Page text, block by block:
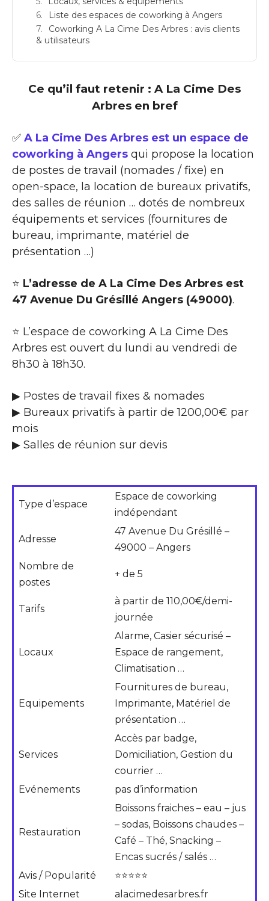
Liste des espaces de coworking à Angers
Coworking A La Cime Des Arbres : avis clients
& utilisateurs
Ce qu’il faut retenir : A La Cime Des
Arbres en bref
✅ A La Cime Des Arbres est un espace de
coworking à Angers qui propose la location
de postes de travail (nomades / fixe) en
open-space, la location de bureaux privatifs,
des salles de réunion … dotés de nombreux
équipements et services (fournitures de
bureau, imprimante, matériel de
présentation …)
⭐ L’adresse de A La Cime Des Arbres est
47 Avenue Du Grésillé Angers (49000).
⭐ L’espace de coworking A La Cime Des
Arbres est ouvert du lundi au vendredi de
8h30 à 18h30.
▶ Postes de travail fixes & nomades
▶ Bureaux privatifs à partir de 1200,00€ par
mois
▶ Salles de réunion sur devis
Type d’espace
Espace de coworking
indépendant
Adresse
47 Avenue Du Grésillé –
49000 – Angers
Nombre de
postes
+ de 5
Tarifs
à partir de 110,00€/demi-
journée
Locaux
Alarme, Casier sécurisé –
Espace de rangement,
Climatisation …
Equipements
Fournitures de bureau,
Imprimante, Matériel de
présentation …
Services
Accès par badge,
Domiciliation, Gestion du
courrier …
Evénements
pas d’information
Restauration
Boissons fraiches – eau – jus
– sodas, Boissons chaudes –
Café – Thé, Snacking –
Encas sucrés / salés …
Avis / Popularité
⭐⭐⭐⭐⭐
Site Internet
alacimedesarbres.fr